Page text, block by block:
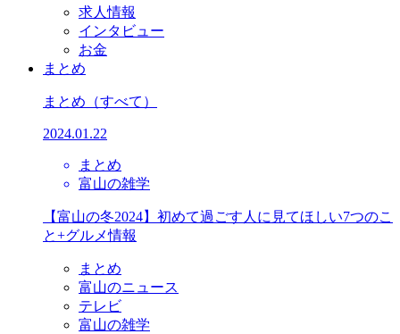
求人情報
インタビュー
お金
まとめ
まとめ （すべて）
2024.01.22
まとめ
富山の雑学
【富山の冬2024】初めて過ごす人に見てほしい7つのこ
と+グルメ情報
まとめ
富山のニュース
テレビ
富山の雑学